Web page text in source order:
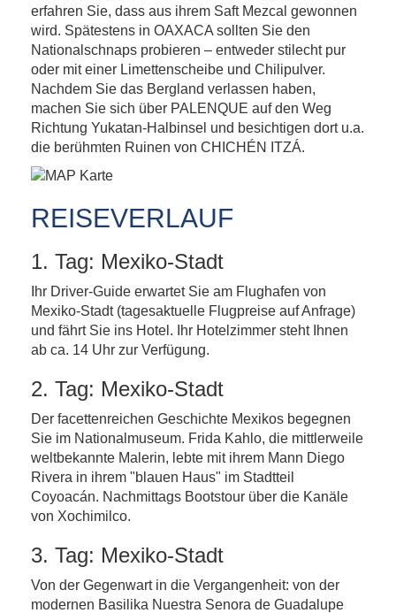
erfahren Sie, dass aus ihrem Saft Mezcal gewonnen
wird. Spätestens in OAXACA sollten Sie den
Nationalschnaps probieren – entweder stilecht pur
oder mit einer Limettenscheibe und Chilipulver.
Nachdem Sie das Bergland verlassen haben,
machen Sie sich über PALENQUE auf den Weg
Richtung Yukatan-Halbinsel und besichtigen dort u.a.
die berühmten Ruinen von CHICHÉN ITZÁ.
REISEVERLAUF
1. Tag: Mexiko-Stadt
Ihr Driver-Guide erwartet Sie am Flughafen von
Mexiko-Stadt (tagesaktuelle Flugpreise auf Anfrage)
und fährt Sie ins Hotel. Ihr Hotelzimmer steht Ihnen
ab ca. 14 Uhr zur Verfügung.
2. Tag: Mexiko-Stadt
Der facettenreichen Geschichte Mexikos begegnen
Sie im Nationalmuseum. Frida Kahlo, die mittlerweile
weltbekannte Malerin, lebte mit ihrem Mann Diego
Rivera in ihrem "blauen Haus" im Stadtteil
Coyoacán. Nachmittags Bootstour über die Kanäle
von Xochimilco.
3. Tag: Mexiko-Stadt
Von der Gegenwart in die Vergangenheit: von der
modernen Basilika Nuestra Senora de Guadalupe